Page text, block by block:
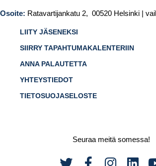
Osoite: Ratavartijankatu 2, 00520 Helsinki |
LIITY JÄSENEKSI
SIIRRY TAPAHTUMAKALENTERIIN
ANNA PALAUTETTA
YHTEYSTIEDOT
TIETOSUOJASELOSTE
Seuraa meitä somessa!